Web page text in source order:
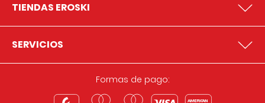
TIENDAS EROSKI
SERVICIOS
Formas de pago: